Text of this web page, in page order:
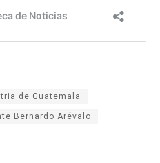
de Guatemala
Bernardo Arévalo